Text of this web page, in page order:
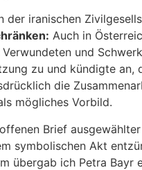
der iranischen
Auch in
Verwundeten und
zu und kündigte an,
die
mögliches Vorbild.
Brief
symbolischen Akt
übergab ich Petra Bayr